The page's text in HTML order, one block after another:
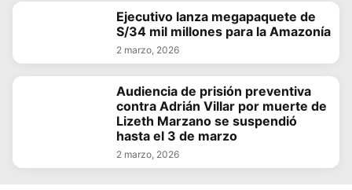
Ejecutivo lanza megapaquete de
S/34 mil millones para la Amazonía
2 marzo, 2026
Audiencia de prisión preventiva
contra Adrián Villar por muerte de
Lizeth Marzano se suspendió
hasta el 3 de marzo
2 marzo, 2026